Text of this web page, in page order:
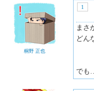
桐野 正也
1
まさ
どん
でも